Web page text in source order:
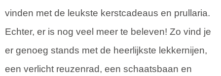
vinden met de leukste kerstcadeaus en prullaria.
Echter, er is nog veel meer te beleven! Zo vind je
er genoeg stands met de heerlijkste lekkernijen,
een verlicht reuzenrad, een schaatsbaan en